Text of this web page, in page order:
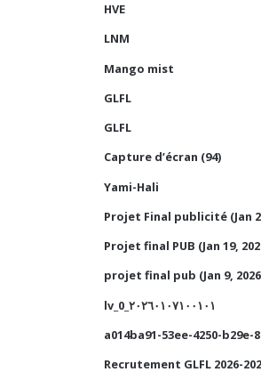
HVE
LNM
Mango mist
GLFL
GLFL
Capture d’écran (94)
Yami-Hali
Projet Final publicité (Jan
Projet final PUB (Jan 19,
projet final pub (Jan 9,
lv_0_٢٠٢٦٠١٠٧١٠٠١٠١
a014ba91-53ee-4250-b29e-
Recrutement GLFL 2026-